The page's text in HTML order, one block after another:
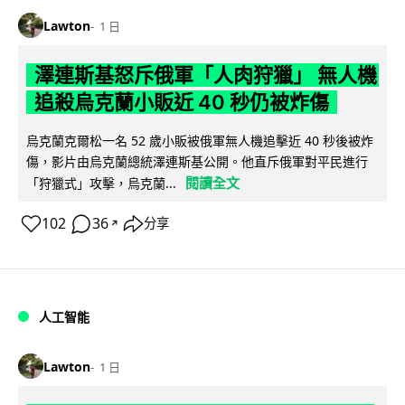
Lawton 1 日
澤連斯基怒斥俄軍「人肉狩獵」 無人機
追殺烏克蘭小販近 40 秒仍被炸傷
烏克蘭克爾松一名 52 歲小販被俄軍無人機追擊近 40 秒後被炸
傷，影片由烏克蘭總統澤連斯基公開。他直斥俄軍對平民進行
「狩獵式」攻擊，烏克蘭...
閱讀全文
102 36 ↗ 分享
人工智能
Lawton 1 日